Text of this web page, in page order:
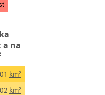
a na
km²
km²